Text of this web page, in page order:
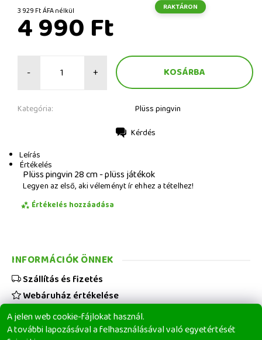
3 929 Ft ÁFA nélkül RAKTÁRON
4 990 Ft
- +
Kategória: Plüss pingvin
Kérdés
Leírás
Értékelés
Plüss pingvin 28 cm - plüss játékok
Legyen az első, aki véleményt ír ehhez a tételhez!
Értékelés hozzáadása
A jelen web cookie-fájlokat használ.
A további lapozásával a felhasználásával való egyetértését
INFORMÁCIÓK ÖNNEK
Szállítás és fizetés
Webáruház értékelése
Viszonteladóknak
Üzleti feltételek